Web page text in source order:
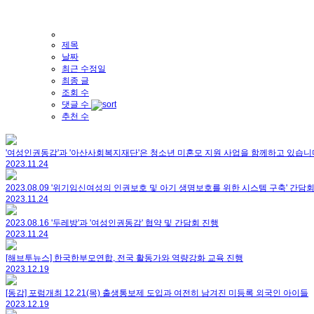
제목
날짜
최근 수정일
최종 글
조회 수
댓글 수
추천 수
'여성인권동감'과 '아산사회복지재단'은 청소년 미혼모 지원 사업을 함께하고 있습니
2023.11.24
2023.08.09 '위기임신여성의 인권보호 및 아기 생명보호를 위한 시스템 구축' 간담
2023.11.24
2023.08.16 '두레방'과 '여성인권동감' 협약 및 간담회 진행
2023.11.24
[해브투뉴스] 한국한부모연합, 전국 활동가와 역량강화 교육 진행
2023.12.19
[동감] 포럼개최 12.21(목) 출생통보제 도입과 여전히 남겨진 미등록 외국인 아이들
2023.12.19